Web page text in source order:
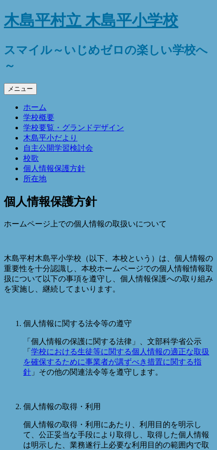
コ
ン
ン
ツ
へ
キ
ッ
木島平村立 木島平小学校
スマイル～いじめゼロの楽しい学校へ
～
メニュー
ホーム
学校概要
学校要覧・グランドデザイン
木島平小だより
自主公開学習検討会
校歌
個人情報保護方針
所在地
個人情報保護方針
ホームページ上での個人情報の取扱いについて
木島平村木島平小学校（以下、本校という）は、個人情報の
重要性を十分認識し、本校ホームページでの個人情報情報取
扱について以下の事項を遵守し、個人情報保護への取り組み
を実施し、継続してまいります。
個人情報に関する法令等の遵守
「個人情報の保護に関する法律」、文部科学省公示
「 学校における生徒等に関する個人情報の適正な取扱
を確保するために事業者が講ずべき措置に関する指
針 」その他の関連法令等を遵守します。
個人情報の取得・利用
個人情報の取得・利用にあたり、利用目的を明示し
て、公正妥当な手段により取得し、取得した個人情報
は明示した、業務遂行上必要な利用目的の範囲内で取